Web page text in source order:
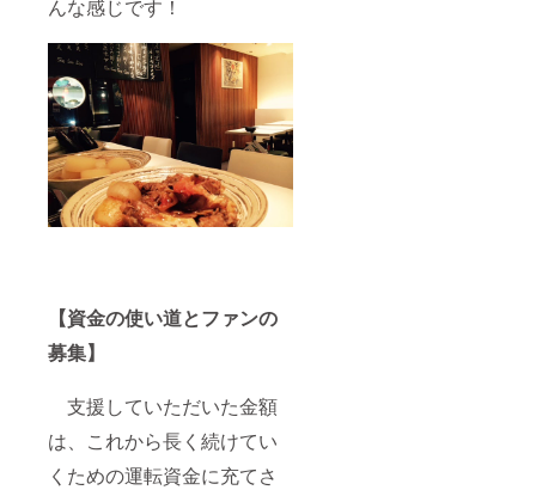
んな感じです！
【資金の使い道とファンの
募集】
支援していただいた金額
は、これから長く続けてい
くための運転資金に充てさ